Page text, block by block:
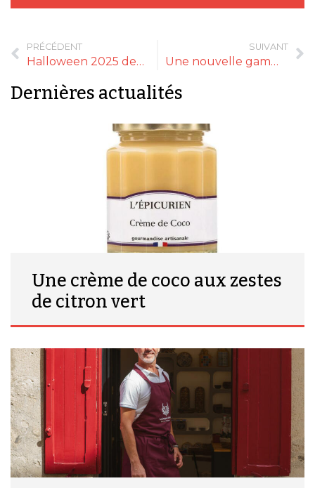
PRÉCÉDENT
Halloween 2025 devrait peser sur la vente de confiseries
SUIVANT
Une nouvelle gamme-cadeaux de la Confiserie de Médicis parfaite pour Noël
Dernières actualités
Une crème de coco aux zestes
de citron vert